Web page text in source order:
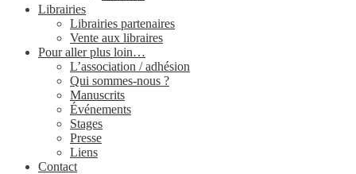
Librairies
Librairies partenaires
Vente aux libraires
Pour aller plus loin…
L’association / adhésion
Qui sommes-​nous ?
Manuscrits
Événements
Stages
Presse
Liens
Contact